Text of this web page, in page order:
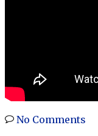
No Comments